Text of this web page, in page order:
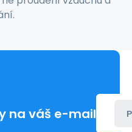
na váš e-mail